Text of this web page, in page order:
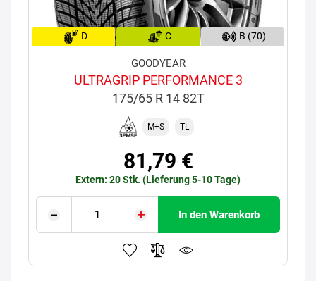
D C B (70)
GOODYEAR
ULTRAGRIP PERFORMANCE 3
175/65 R 14 82T
M+S TL
81,79 €
Extern: 20 Stk. (Lieferung 5-10 Tage)
In den Warenkorb